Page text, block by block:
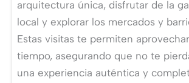
arquitectura única, disfrutar de la
local y explorar los mercados y
Estas visitas te permiten
tiempo, asegurando que no te
una experiencia auténtica y